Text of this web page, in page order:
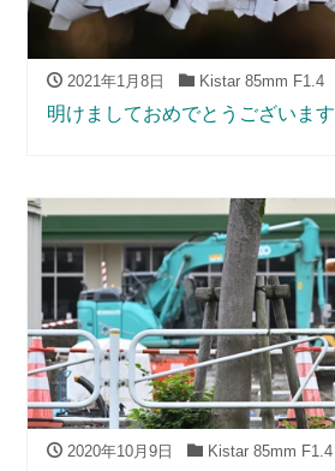
2021年1月8日 Kistar 85mm F1.4
明けましておめでとうございます
2020年10月9日 Kistar 85mm F1.4